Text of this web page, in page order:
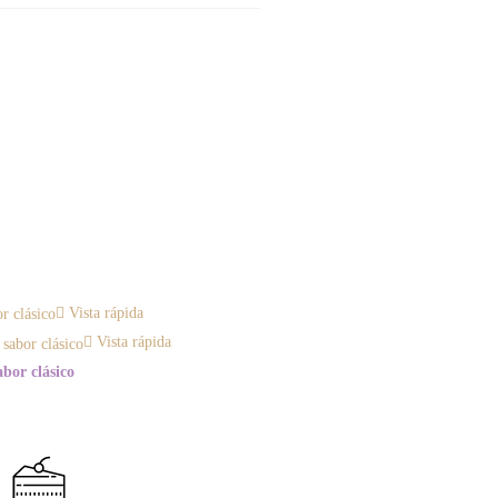
Vista rápida
Vista rápida
clásico